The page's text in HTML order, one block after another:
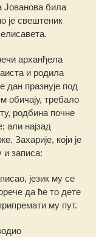
Јованова била
је свештеник
арханђела
и родила
дан празнује под
обичају, требало
родбина почне
али најзад
Захарије, који је
и записа:
језик му се
да ће то дете
му пут.